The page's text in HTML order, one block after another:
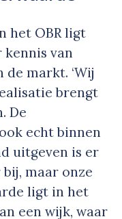
het OBR ligt
van
markt. ‘Wij
brengt
De
echt binnen
uitgeven is er
maar onze
ligt in het
een wijk, waar